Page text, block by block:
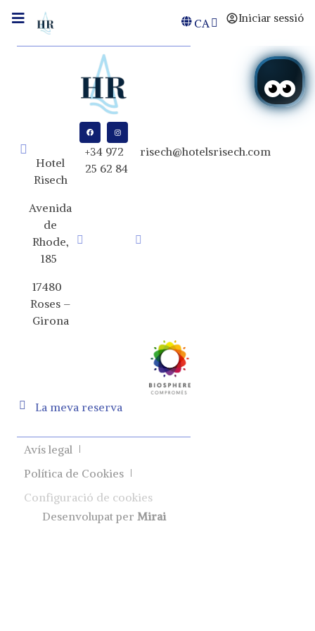
Iniciar sessió
CA
Hotel
Risech
Avenida
de
Rhode,
185
17480
Roses –
Girona
+34 972
25 62 84
risech@hotelsrisech.com
La meva reserva
Avís legal
Política de Cookies
Configuració de cookies
Desenvolupat per Mirai